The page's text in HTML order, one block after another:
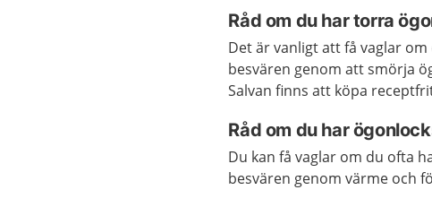
Råd om du har torra
Det är vanligt att få vaglar
besvären genom att smörja
Salvan finns att köpa
Råd om du har
Du kan få vaglar om du ofta
besvären genom värme och